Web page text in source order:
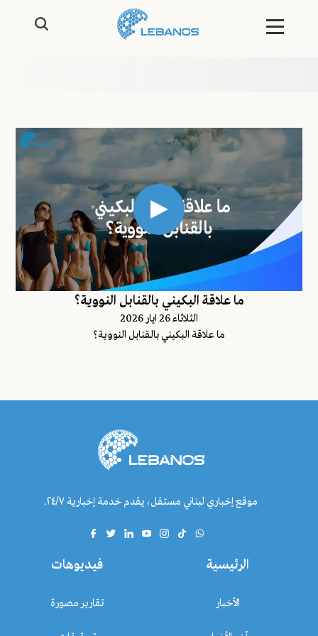
ما علاقة البكيني بالقنابل النووية؟
الثلاثاء 26 ايار 2026
ما علاقة البكيني بالقنابل النووية؟
موقع إخباري لبناني مستقل، يقدم خدمة إخبارية ٢٤/٧.
الرئيسية
الأخبار
فيديوهات
تقارير مصورة